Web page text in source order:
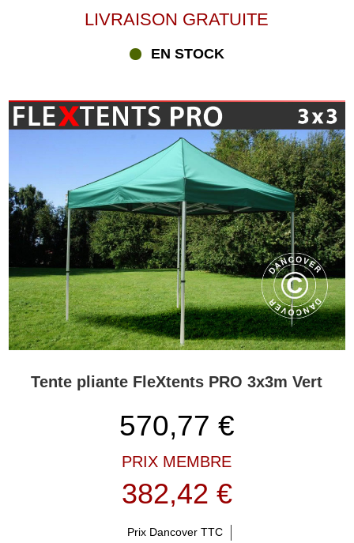
LIVRAISON GRATUITE
EN STOCK
Tente pliante FleXtents PRO 3x3m Vert
570,77 €
PRIX MEMBRE
382,42 €
Prix Dancover TTC